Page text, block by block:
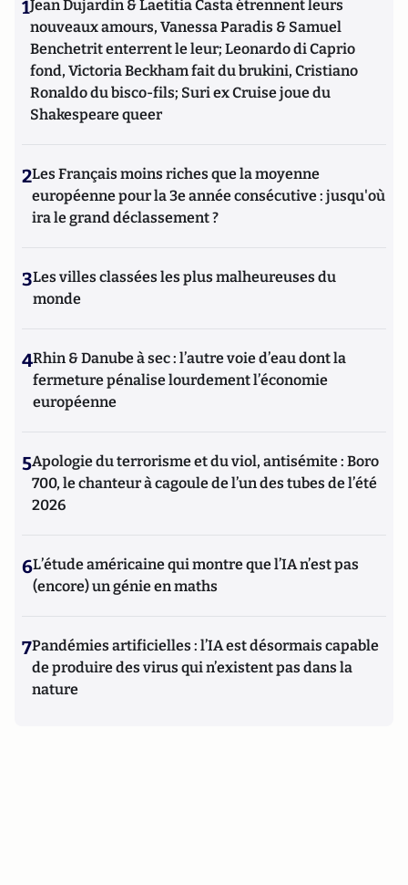
1Jean Dujardin & Laetitia Casta étrennent leurs
nouveaux amours, Vanessa Paradis & Samuel
Benchetrit enterrent le leur; Leonardo di Caprio
fond, Victoria Beckham fait du brukini, Cristiano
Ronaldo du bisco-fils; Suri ex Cruise joue du
Shakespeare queer
2Les Français moins riches que la moyenne
européenne pour la 3e année consécutive : jusqu'où
ira le grand déclassement ?
3Les villes classées les plus malheureuses du
monde
4Rhin & Danube à sec : l’autre voie d’eau dont la
fermeture pénalise lourdement l’économie
européenne
5Apologie du terrorisme et du viol, antisémite : Boro
700, le chanteur à cagoule de l’un des tubes de l’été
2026
6L’étude américaine qui montre que l’IA n’est pas
(encore) un génie en maths
7Pandémies artificielles : l’IA est désormais capable
de produire des virus qui n’existent pas dans la
nature